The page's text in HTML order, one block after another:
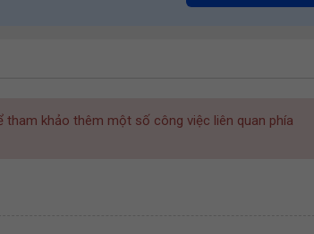
khảo thêm một số công việc liên quan phía